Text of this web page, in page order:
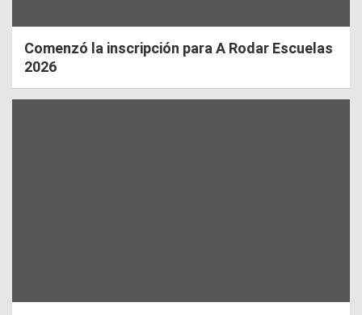
Comenzó la inscripción para A Rodar Escuelas
2026